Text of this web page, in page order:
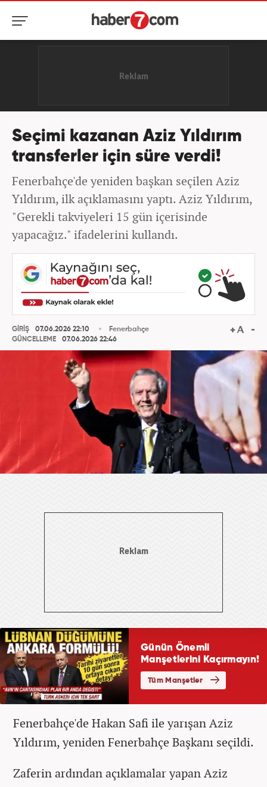
Seçimi kazanan Aziz Yıldırım
transferler için süre verdi!
Fenerbahçe'de yeniden başkan seçilen Aziz
Yıldırım, ilk açıklamasını yaptı. Aziz Yıldırım,
"Gerekli takviyeleri 15 gün içerisinde
yapacağız." ifadelerini kullandı.
GİRİŞ
07.06.2026 22:10
GÜNCELLEME
07.06.2026 22:46
Fenerbahçe
Fenerbahçe'de Hakan Safi ile yarışan Aziz
Yıldırım, yeniden Fenerbahçe Başkanı seçildi.
Zaferin ardından açıklamalar yapan Aziz